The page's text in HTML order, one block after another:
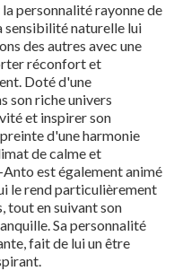
personnalité rayonne de
sensibilité naturelle lui
des autres avec une
réconfort et
Doté d'une
son riche univers
et inspirer son
d'une harmonie
de calme et
est également animé
le rend particulièrement
tout en suivant son
Sa personnalité
fait de lui un être